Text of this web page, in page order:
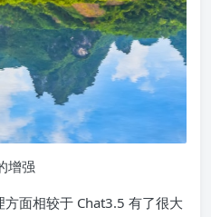
增强
面相较于 Chat3.5 有了很大